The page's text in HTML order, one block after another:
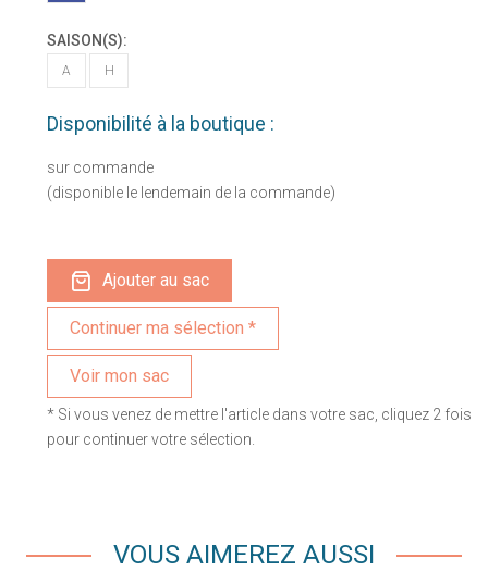
SAISON(S):
A H
Disponibilité à la boutique :
sur commande
(disponible le lendemain de la commande)
Ajouter au sac
Voir mon sac
* Si vous venez de mettre l'article dans votre sac, cliquez 2 fois
pour continuer votre sélection.
VOUS AIMEREZ AUSSI